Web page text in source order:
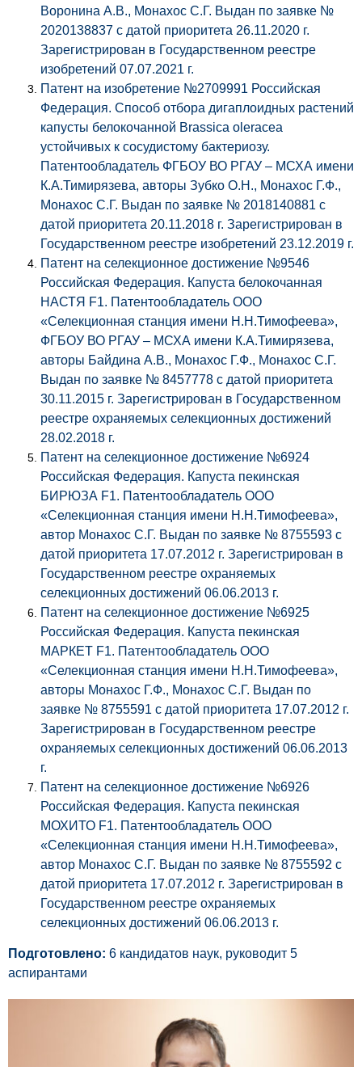
Воронина А.В., Монахос С.Г. Выдан по заявке №
2020138837 с датой приоритета 26.11.2020 г.
Зарегистрирован в Государственном реестре
изобретений 07.07.2021 г.
Патент на изобретение №2709991 Российская
Федерация. Способ отбора дигаплоидных растений
капусты белокочанной Brassica oleracea
устойчивых к сосудистому бактериозу.
Патентообладатель ФГБОУ ВО РГАУ – МСХА имени
К.А.Тимирязева, авторы Зубко О.Н., Монахос Г.Ф.,
Монахос С.Г. Выдан по заявке № 2018140881 с
датой приоритета 20.11.2018 г. Зарегистрирован в
Государственном реестре изобретений 23.12.2019 г.
Патент на селекционное достижение №9546
Российская Федерация. Капуста белокочанная
НАСТЯ F1. Патентообладатель ООО
«Селекционная станция имени Н.Н.Тимофеева»,
ФГБОУ ВО РГАУ – МСХА имени К.А.Тимирязева,
авторы Байдина А.В., Монахос Г.Ф., Монахос С.Г.
Выдан по заявке № 8457778 с датой приоритета
30.11.2015 г. Зарегистрирован в Государственном
реестре охраняемых селекционных достижений
28.02.2018 г.
Патент на селекционное достижение №6924
Российская Федерация. Капуста пекинская
БИРЮЗА F1. Патентообладатель ООО
«Селекционная станция имени Н.Н.Тимофеева»,
автор Монахос С.Г. Выдан по заявке № 8755593 с
датой приоритета 17.07.2012 г. Зарегистрирован в
Государственном реестре охраняемых
селекционных достижений 06.06.2013 г.
Патент на селекционное достижение №6925
Российская Федерация. Капуста пекинская
МАРКЕТ F1. Патентообладатель ООО
«Селекционная станция имени Н.Н.Тимофеева»,
авторы Монахос Г.Ф., Монахос С.Г. Выдан по
заявке № 8755591 с датой приоритета 17.07.2012 г.
Зарегистрирован в Государственном реестре
охраняемых селекционных достижений 06.06.2013
г.
Патент на селекционное достижение №6926
Российская Федерация. Капуста пекинская
МОХИТО F1. Патентообладатель ООО
«Селекционная станция имени Н.Н.Тимофеева»,
автор Монахос С.Г. Выдан по заявке № 8755592 с
датой приоритета 17.07.2012 г. Зарегистрирован в
Государственном реестре охраняемых
селекционных достижений 06.06.2013 г.
Подготовлено: 6 кандидатов наук, руководит 5
аспирантами